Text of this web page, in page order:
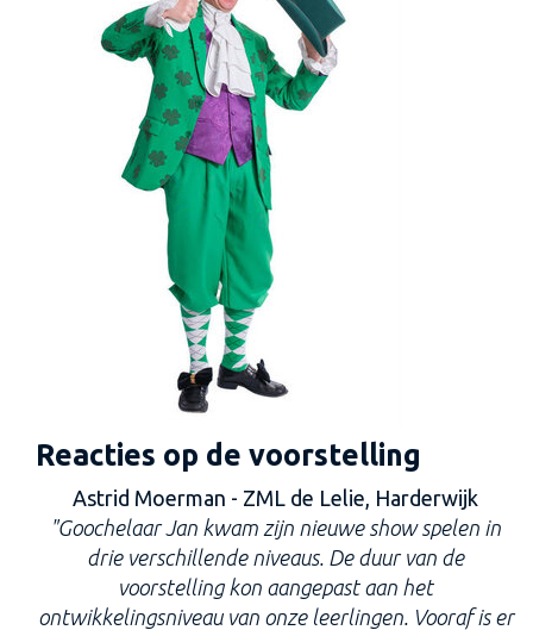
Reacties op de voorstelling
Astrid Moerman - ZML de Lelie, Harderwijk
"Goochelaar Jan kwam zijn nieuwe show spelen in
drie verschillende niveaus. De duur van de
voorstelling kon aangepast aan het
ontwikkelingsniveau van onze leerlingen. Vooraf is er